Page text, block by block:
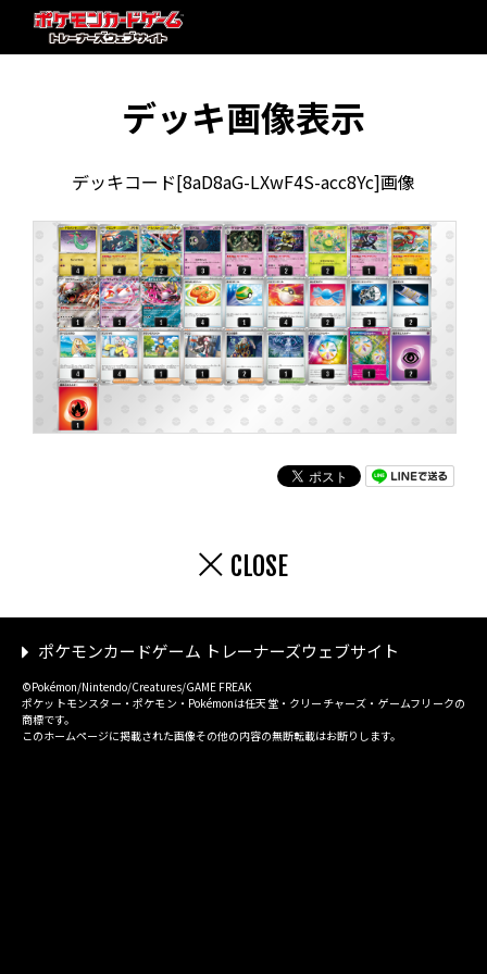
デッキ画像表示
デッキコード[8aD8aG-LXwF4S-acc8Yc]画像
CLOSE
ポケモンカードゲーム トレーナーズウェブサイト
©Pokémon/Nintendo/Creatures/GAME FREAK
ポケットモンスター・ポケモン・Pokémonは任天堂・クリーチャーズ・ゲームフリークの
商標です。
このホームページに掲載された画像その他の内容の無断転載はお断りします。